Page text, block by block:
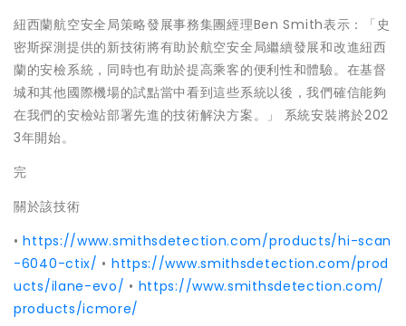
紐西蘭航空安全局策略發展事務集團經理Ben Smith表示：「史
密斯探測提供的新技術將有助於航空安全局繼續發展和改進紐西
蘭的安檢系統，同時也有助於提高乘客的便利性和體驗。在基督
城和其他國際機場的試點當中看到這些系統以後，我們確信能夠
在我們的安檢站部署先進的技術解決方案。」 系統安裝將於202
3年開始。
完
關於該技術
•https://www.smithsdetection.com/products/hi-scan
-6040-ctix/ • https://www.smithsdetection.com/prod
ucts/ilane-evo/ • https://www.smithsdetection.com/
products/icmore/